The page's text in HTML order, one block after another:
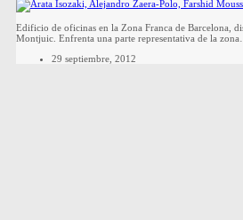
Edificio de oficinas en la Zona Franca de Barcelona,
Montjuic. Enfrenta una parte representativa de la zona…
29 septiembre, 2012